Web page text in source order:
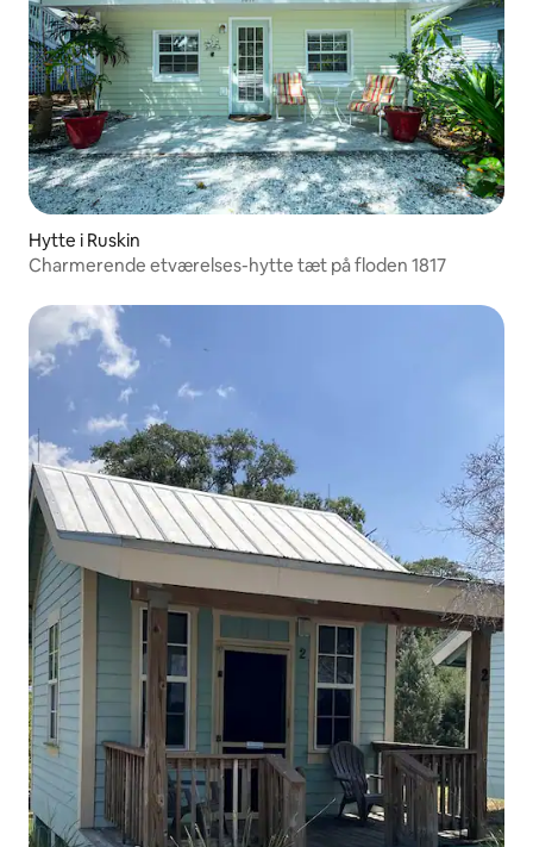
Hytte i Ruskin
Charmerende etværelses-hytte tæt på floden 1817